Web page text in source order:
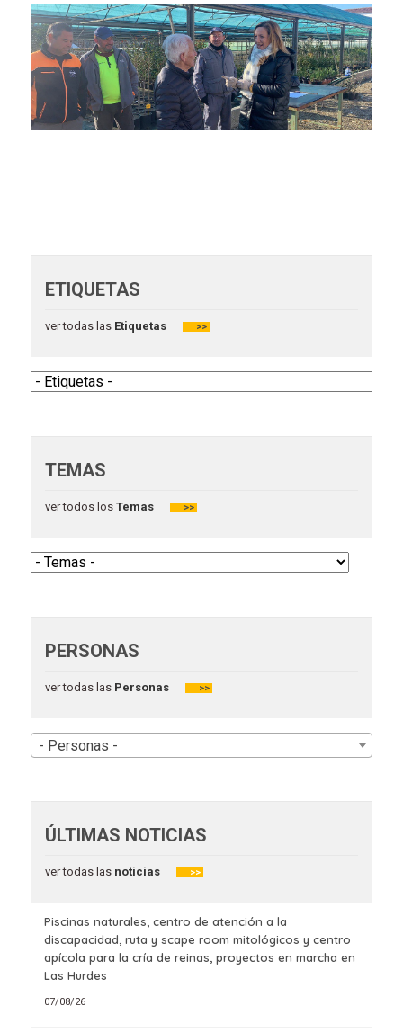
ETIQUETAS
ver todas las Etiquetas >>
TEMAS
ver todos losTemas >>
PERSONAS
ver todas lasPersonas >>
- Personas -
ÚLTIMAS NOTICIAS
ver todas lasnoticias >>
Piscinas naturales, centro de atención a la
discapacidad, ruta y scape room mitológicos y centro
apícola para la cría de reinas, proyectos en marcha en
Las Hurdes
07/08/26